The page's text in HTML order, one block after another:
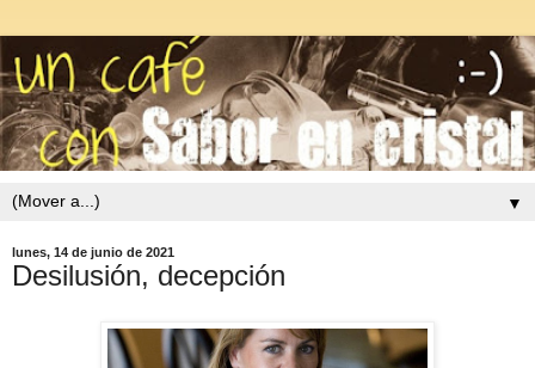
▼
lunes, 14 de junio de 2021
Desilusión, decepción